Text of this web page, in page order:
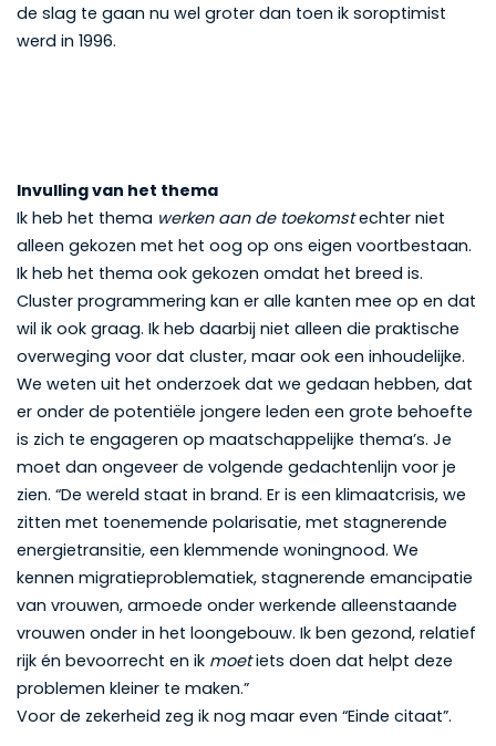
de slag te gaan nu wel groter dan toen ik soroptimist
werd in 1996.
Invulling van het thema
Ik heb het thema werken aan de toekomstechter niet
alleen gekozen met het oog op ons eigen voortbestaan.
Ik heb het thema ook gekozen omdat het breed is.
Cluster programmering kan er alle kanten mee op en dat
wil ik ook graag. Ik heb daarbij niet alleen die praktische
overweging voor dat cluster, maar ook een inhoudelijke.
We weten uit het onderzoek dat we gedaan hebben, dat
er onder de potentiële jongere leden een grote behoefte
is zich te engageren op maatschappelijke thema’s. Je
moet dan ongeveer de volgende gedachtenlijn voor je
zien. “De wereld staat in brand. Er is een klimaatcrisis, we
zitten met toenemende polarisatie, met stagnerende
energietransitie, een klemmende woningnood. We
kennen migratieproblematiek, stagnerende emancipatie
van vrouwen, armoede onder werkende alleenstaande
vrouwen onder in het loongebouw. Ik ben gezond, relatief
rijk én bevoorrecht en ik moetiets doen dat helpt deze
problemen kleiner te maken.”
Voor de zekerheid zeg ik nog maar even “Einde citaat”.